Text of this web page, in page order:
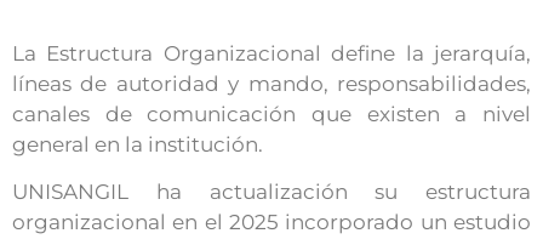
La Estructura Organizacional define la jerarquía,
líneas de autoridad y mando, responsabilidades,
canales de comunicación que existen a nivel
general en la institución.
UNISANGIL ha actualización su estructura
organizacional en el 2025 incorporado un estudio